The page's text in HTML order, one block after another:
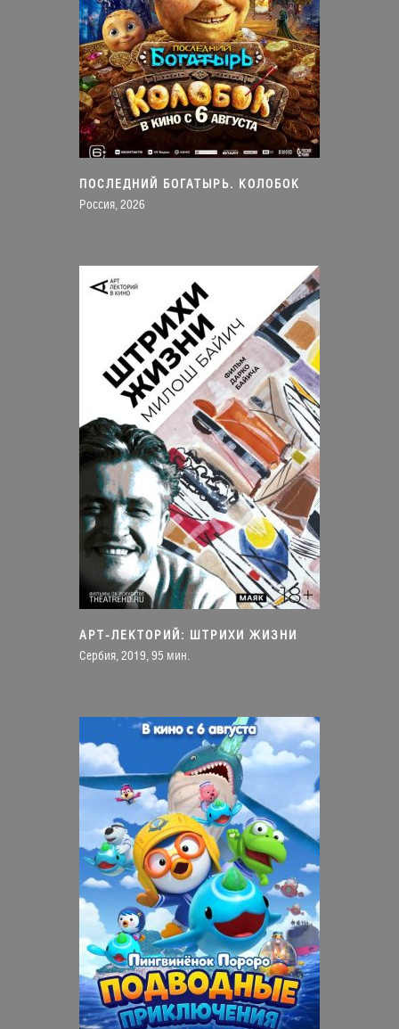
ПОСЛЕДНИЙ БОГАТЫРЬ. КОЛОБОК
Россия, 2026
АРТ-ЛЕКТОРИЙ: ШТРИХИ ЖИЗНИ
Сербия, 2019, 95 мин.